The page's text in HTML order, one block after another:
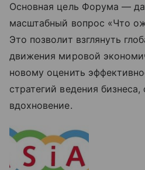
Основная цель Форума —
масштабный вопрос «Что
Это позволит взглянуть
движения мировой
новому оценить
стратегий ведения
вдохновение.